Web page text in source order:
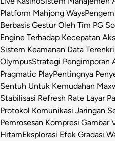
Platform Mahjong Ways
Berbasis Gestur Oleh Tim PG
Engine Terhadap Kecepatan
Sistem Keamanan Data
OlympusStrategi Pengimporan
Pragmatic PlayPentingnya
Sentuh Untuk Kemudahan
Stabilisasi Refresh Rate Layar
Protokol Komunikasi Jaringan
Pemrosesan Kompresi Gambar
HitamEksplorasi Efek Gradasi